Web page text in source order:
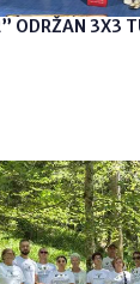
ODRŽAN 3X3